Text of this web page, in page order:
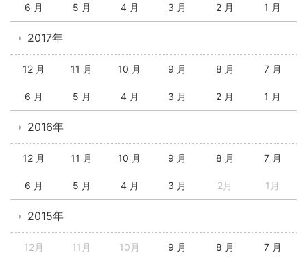
6 月 5 月 4 月 3 月 2 月 1 月
2017年
12 月 11 月 10 月 9 月 8 月 7 月
6 月 5 月 4 月 3 月 2 月 1 月
2016年
12 月 11 月 10 月 9 月 8 月 7 月
6 月 5 月 4 月 3 月 2月 1月
2015年
12月 11月 10月 9 月 8 月 7 月